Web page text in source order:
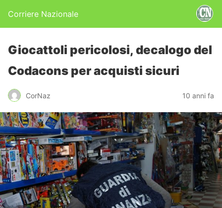
Corriere Nazionale
Giocattoli pericolosi, decalogo del
Codacons per acquisti sicuri
CorNaz 10 anni fa